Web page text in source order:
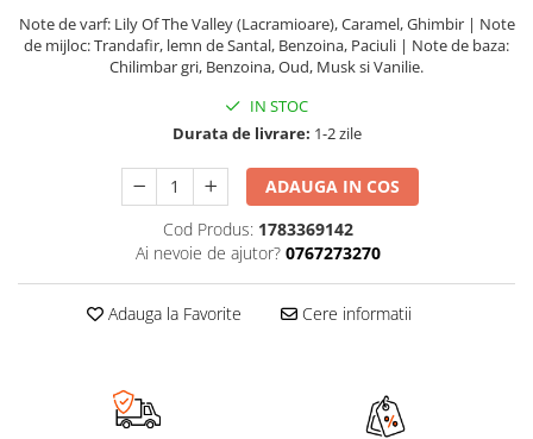
Note de varf: Lily Of The Valley (Lacramioare), Caramel, Ghimbir | Note
de mijloc: Trandafir, lemn de Santal, Benzoina, Paciuli | Note de baza:
Chilimbar gri, Benzoina, Oud, Musk si Vanilie.
IN STOC
Durata de livrare: 1-2 zile
ADAUGA IN COS
Cod Produs: 1783369142
Ai nevoie de ajutor? 0767273270
Adauga la Favorite Cere informatii